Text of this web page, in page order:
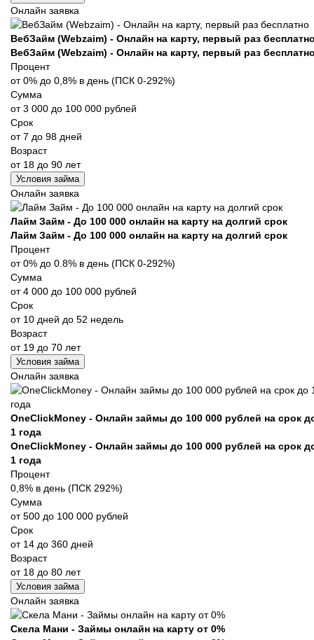
Онлайн заявка
ВебЗайм (Webzaim) - Онлайн на карту, первый раз
ВебЗайм (Webzaim) - Онлайн на карту, первый раз
Процент
от 0% до 0,8% в день (ПСК 0-292%)
Сумма
от 3 000 до 100 000 рублей
Срок
от 7 до 98 дней
Возраст
от 18 до 90 лет
Условия займа
Онлайн заявка
Лайм Займ - До 100 000 онлайн на карту на долгий срок
Лайм Займ - До 100 000 онлайн на карту на долгий срок
Процент
от 0% до 0.8% в день (ПСК 0-292%)
Сумма
от 4 000 до 100 000 рублей
Срок
от 10 дней до 52 недель
Возраст
от 19 до 70 лет
Условия займа
Онлайн заявка
OneClickMoney - Онлайн займы до 100 000 рублей на срок
1 года
OneClickMoney - Онлайн займы до 100 000 рублей на срок
1 года
Процент
0,8% в день (ПСК 292%)
Сумма
от 500 до 100 000 рублей
Срок
от 14 до 360 дней
Возраст
от 18 до 80 лет
Условия займа
Онлайн заявка
Скела Мани - Займы онлайн на карту от 0%